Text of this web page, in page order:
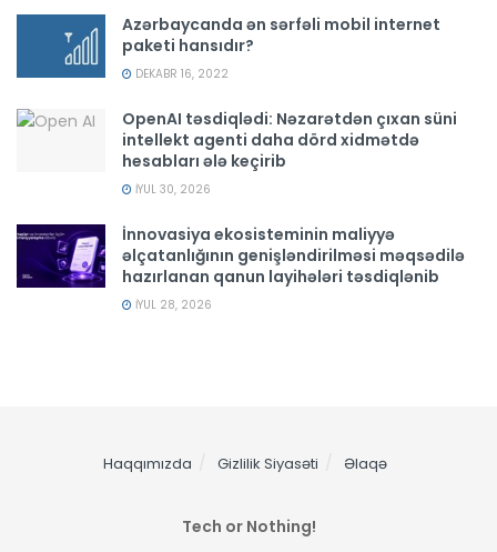
Azərbaycanda ən sərfəli mobil internet
paketi hansıdır?
DEKABR 16, 2022
OpenAI təsdiqlədi: Nəzarətdən çıxan süni
intellekt agenti daha dörd xidmətdə
hesabları ələ keçirib
İYUL 30, 2026
İnnovasiya ekosisteminin maliyyə
əlçatanlığının genişləndirilməsi məqsədilə
hazırlanan qanun layihələri təsdiqlənib
İYUL 28, 2026
Haqqımızda Gizlilik Siyasəti Əlaqə
Tech or Nothing!